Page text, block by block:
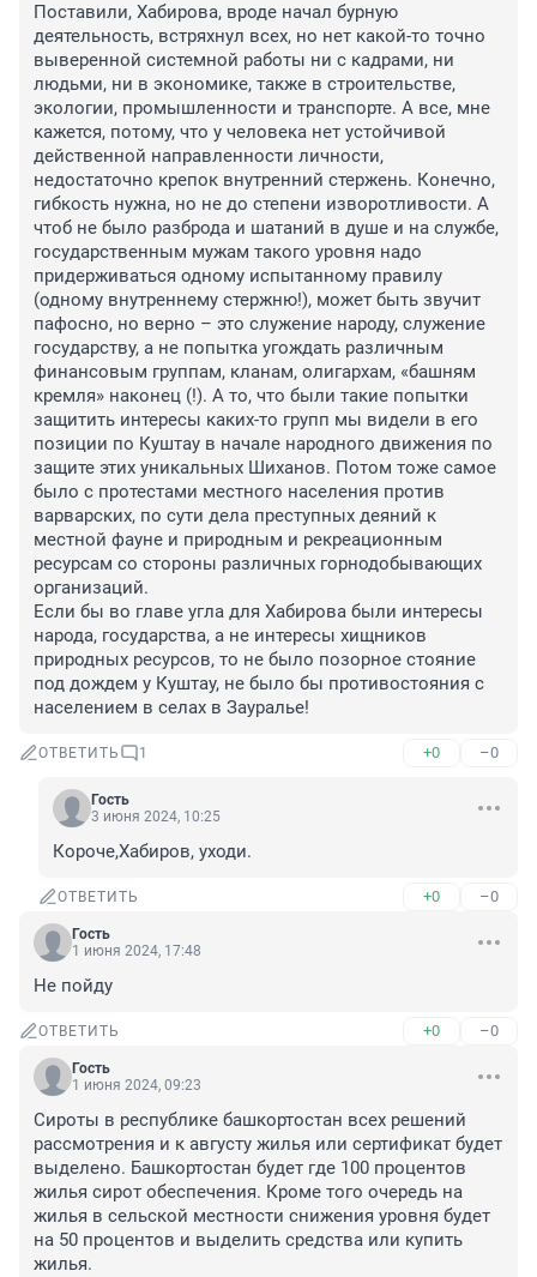
Поставили, Хабирова, вроде начал бурную
деятельность, встряхнул всех, но нет какой-то точно
выверенной системной работы ни с кадрами, ни
людьми, ни в экономике, также в строительстве,
экологии, промышленности и транспорте. А все, мне
кажется, потому, что у человека нет устойчивой
действенной направленности личности,
недостаточно крепок внутренний стержень. Конечно,
гибкость нужна, но не до степени изворотливости. А
чтоб не было разброда и шатаний в душе и на службе,
государственным мужам такого уровня надо
придерживаться одному испытанному правилу
(одному внутреннему стержню!), может быть звучит
пафосно, но верно – это служение народу, служение
государству, а не попытка угождать различным
финансовым группам, кланам, олигархам, «башням
кремля» наконец (!). А то, что были такие попытки
защитить интересы каких-то групп мы видели в его
позиции по Куштау в начале народного движения по
защите этих уникальных Шиханов. Потом тоже самое
было с протестами местного населения против
варварских, по сути дела преступных деяний к
местной фауне и природным и рекреационным
ресурсам со стороны различных горнодобывающих
организаций.
Если бы во главе угла для Хабирова были интересы
народа, государства, а не интересы хищников
природных ресурсов, то не было позорное стояние
под дождем у Куштау, не было бы противостояния с
населением в селах в Зауралье!
ОТВЕТИТЬ 1 +0 –0
Гость
3 июня 2024, 10:25
Короче,Хабиров, уходи.
ОТВЕТИТЬ +0 –0
Гость
1 июня 2024, 17:48
Не пойду
ОТВЕТИТЬ +0 –0
Гость
1 июня 2024, 09:23
Сироты в республике башкортостан всех решений
рассмотрения и к августу жилья или сертификат будет
выделено. Башкортостан будет где 100 процентов
жилья сирот обеспечения. Кроме того очередь на
жилья в сельской местности снижения уровня будет
на 50 процентов и выделить средства или купить
жилья.